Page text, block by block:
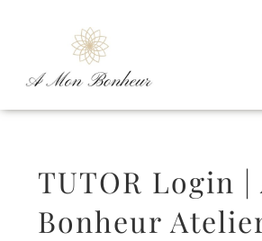
TUTOR Login |
Bonheur